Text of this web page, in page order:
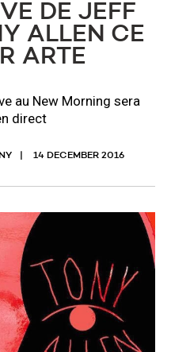
DE JEFF
ALLEN CE
ARTE
au New Morning sera
direct
14 DECEMBER 2016